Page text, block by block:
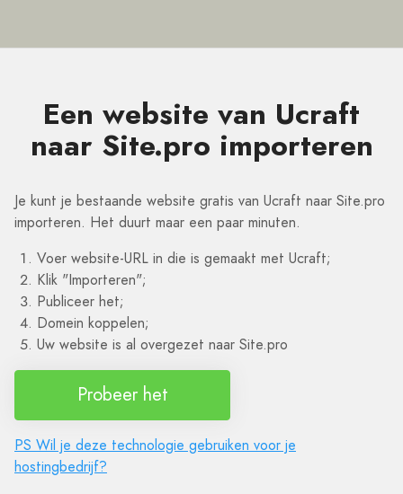
Een website van Ucraft
naar Site.pro importeren
Je kunt je bestaande website gratis van Ucraft naar Site.pro
importeren. Het duurt maar een paar minuten.
Voer website-URL in die is gemaakt met Ucraft;
Klik "Importeren";
Publiceer het;
Domein koppelen;
Uw website is al overgezet naar Site.pro
Probeer het
PS Wil je deze technologie gebruiken voor je
hostingbedrijf?